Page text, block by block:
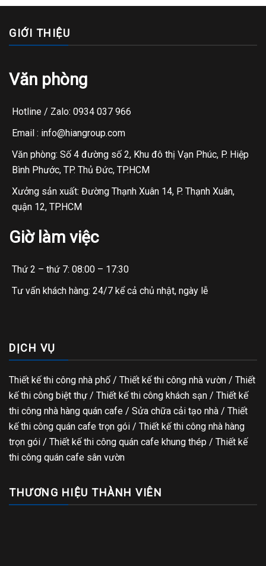
GIỚI THIỆU
Văn phòng
Hotline / Zalo: 0934 037 966
Email : info@hiangroup.com
Văn phòng: Số 4 đường số 2, Khu đô thị Vạn Phúc, P. Hiệp
Bình Phước, TP. Thủ Đức, TP.HCM
Xưởng sản xuất: Đường Thạnh Xuân 14, P. Thạnh Xuân,
quận 12, TP.HCM
Giờ làm việc
Thứ 2 – thứ 7: 08:00 – 17:30
Tư vấn khách hàng: 24/7 kể cả chủ nhật, ngày lễ
DỊCH VỤ
Thiết kế thi công nhà phố / Thiết kế thi công nhà vườn / Thiết
kế thi công biệt thự / Thiết kế thi công khách sạn / Thiết kế
thi công nhà hàng quán cafe / Sửa chữa cải tạo nhà / Thiết
kế thi công quán cafe trọn gói / Thiết kế thi công nhà hàng
trọn gói / Thiết kế thi công quán cafe khung thép / Thiết kế
thi công quán cafe sân vườn
THƯƠNG HIỆU THÀNH VIÊN